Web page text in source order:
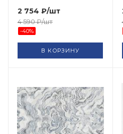
2 754 ₽/шт
4 590₽/шт
-40%
В КОРЗИНУ